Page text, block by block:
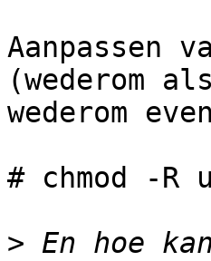
Aanpassen
(wederom
wederom
# chmod -R
> En hoe